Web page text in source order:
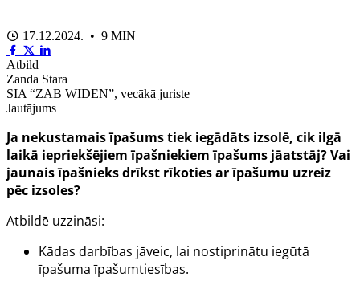
17.12.2024. • 9 MIN
Atbild
Zanda Stara
SIA “ZAB WIDEN”, vecākā juriste
Jautājums
Ja nekustamais īpašums tiek iegādāts izsolē, cik ilgā
laikā iepriekšējiem īpašniekiem īpašums jāatstāj? Vai
jaunais īpašnieks drīkst rīkoties ar īpašumu uzreiz
pēc izsoles?
Atbildē uzzināsi:
Kādas darbības jāveic, lai nostiprinātu iegūtā
īpašuma īpašumtiesības.